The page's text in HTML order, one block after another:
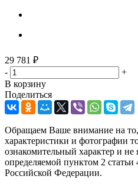
29 781 ₽
-
+
В корзину
Поделиться
Обращаем Ваше внимание на
характеристики и фотографии
ознакомительный характер и
определяемой пунктом 2 статьи
Российской Федерации.